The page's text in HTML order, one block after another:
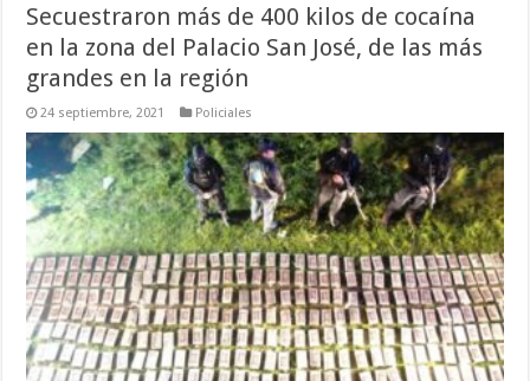
Secuestraron más de 400 kilos de cocaína
en la zona del Palacio San José, de las más
grandes en la región
24 septiembre, 2021 Policiales